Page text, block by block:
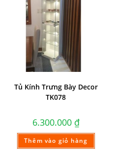
Tủ Kính Trưng Bày Decor
TK078
6.300.000 ₫
Thêm vào giỏ hàng